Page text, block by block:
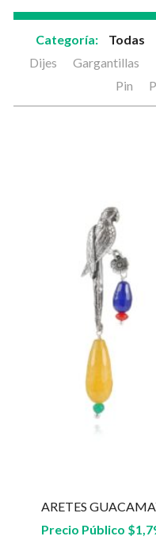
Categoría: Todas
Dijes
Gargantillas
Pin
ARETES
Precio Público $